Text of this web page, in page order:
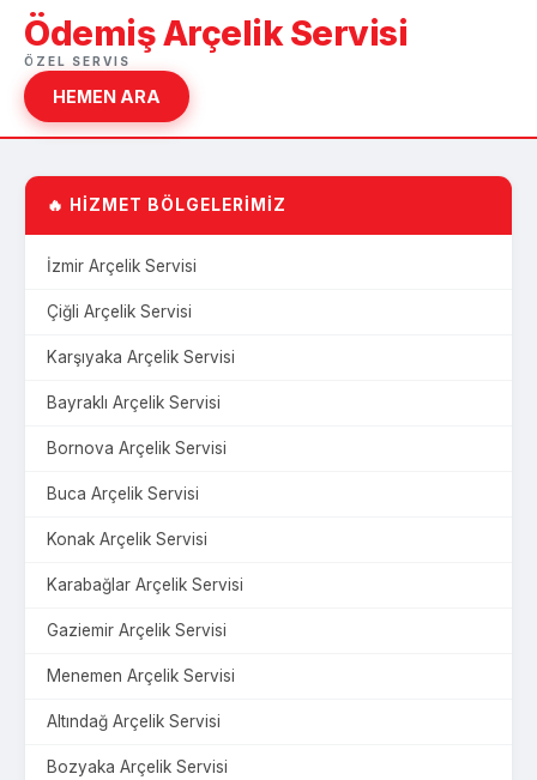
Ödemiş Arçelik Servisi
ÖZEL SERVIS
HEMEN ARA
🔥 HİZMET BÖLGELERİMİZ
İzmir Arçelik Servisi
Çiğli Arçelik Servisi
Karşıyaka Arçelik Servisi
Bayraklı Arçelik Servisi
Bornova Arçelik Servisi
Buca Arçelik Servisi
Konak Arçelik Servisi
Karabağlar Arçelik Servisi
Gaziemir Arçelik Servisi
Menemen Arçelik Servisi
Altındağ Arçelik Servisi
Bozyaka Arçelik Servisi